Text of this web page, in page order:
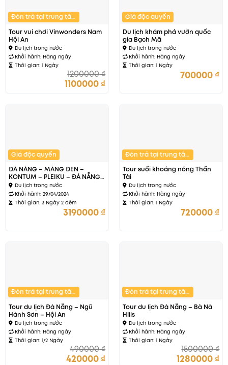
Đón trả tại trung tâm
Tour vui chơi Vinwonders Nam
Hội An
Du lịch trong nước
Khởi hành: Hàng ngày
Thời gian: 1 Ngày
1200000₫
1100000 ₫
Giá độc quyền
Du lịch khám phá vườn quốc
gia Bạch Mã
Du lịch trong nước
Khởi hành: Hàng ngày
Thời gian: 1 Ngày
700000 ₫
Giá độc quyền
ĐÀ NẴNG – MĂNG ĐEN –
KONTUM – PLEIKU – ĐÀ NẴNG
(3 ngày 2 đêm)
Du lịch trong nước
Khởi hành: 29/04/2024
Thời gian: 3 Ngày 2 đêm
3190000 ₫
Đón trả tại trung tâm
Tour suối khoáng nóng Thần
Tài
Du lịch trong nước
Khởi hành: Hàng ngày
Thời gian: 1 Ngày
720000 ₫
Đón trả tại trung tâm
Tour du lịch Đà Nẵng – Ngũ
Hành Sơn – Hội An
Du lịch trong nước
Khởi hành: Hàng ngày
Thời gian: 1/2 Ngày
490000₫
420000 ₫
Đón trả tại trung tâm
Tour du lịch Đà Nẵng – Bà Nà
Hills
Du lịch trong nước
Khởi hành: Hàng ngày
Thời gian: 1 Ngày
1500000₫
1280000 ₫